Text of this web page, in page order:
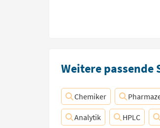
Weitere passende
Chemiker
Analytik HPLC